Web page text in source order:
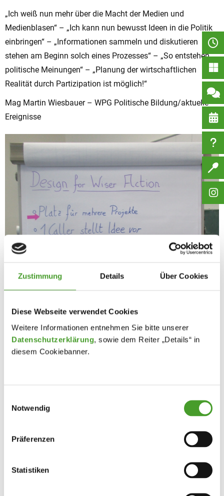
Zustimmung Details Über Cookies
Diese Webseite verwendet Cookies
Weitere Informationen entnehmen Sie bitte unserer
Datenschutzerklärung, sowie dem Reiter „Details“ in
diesem Cookiebanner.
Notwendig
Präferenzen
Statistiken
„Ich weiß nun mehr über die Macht der Medien und
Medienblasen“ – „Ich kann nun bewusst Ideen in die Politik
einbringen“ – „Informationen sammeln und diskutieren
stehen am Beginn solch eines Prozesses“ – „So entstehen
politische Meinungen“ – „Planung der wirtschaftlichen
Realität durch Partizipation ist möglich!“
Mag Martin Wiesbauer – WPG Politische Bildung/aktuelle
Ereignisse